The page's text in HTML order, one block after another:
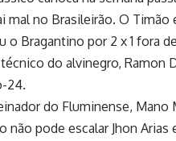
mal no Brasileirão. O Timão
o Bragantino por 2 x 1 fora
do alvinegro, Ramon
24.
do Fluminense,
não pode escalar Jhon